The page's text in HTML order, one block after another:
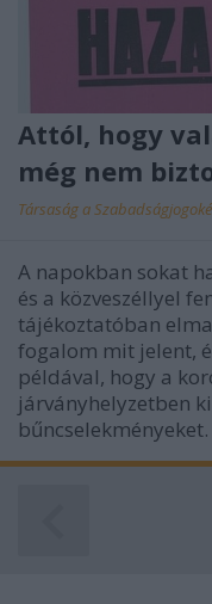
Attól, hogy
még nem
Társaság a
A napokban sokat
és a közveszéllyel
tájékoztatóban
fogalom mit jelent,
példával, hogy a
járványhelyzetben
bűncselekményeket.